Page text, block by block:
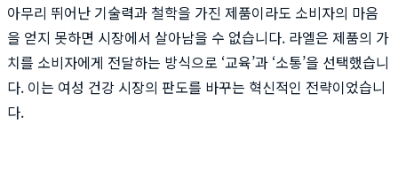
아무리 뛰어난 기술력과 철학을 가진 제품이라도 소비자의 마음
을 얻지 못하면 시장에서 살아남을 수 없습니다. 라엘은 제품의 가
치를 소비자에게 전달하는 방식으로 ‘교육’과 ‘소통’을 선택했습니
다. 이는 여성 건강 시장의 판도를 바꾸는 혁신적인 전략이었습니
다.